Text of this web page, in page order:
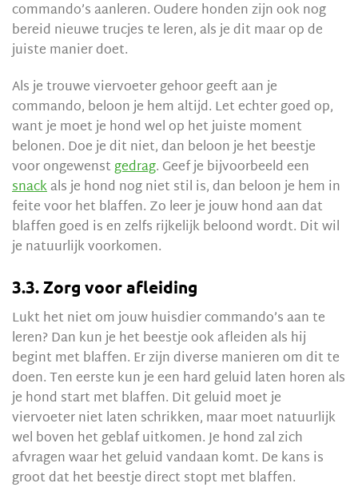
commando’s aanleren. Oudere honden zijn ook nog
bereid nieuwe trucjes te leren, als je dit maar op de
juiste manier doet.
Als je trouwe viervoeter gehoor geeft aan je
commando, beloon je hem altijd. Let echter goed op,
want je moet je hond wel op het juiste moment
belonen. Doe je dit niet, dan beloon je het beestje
voor ongewenstgedrag. Geef je bijvoorbeeld een
snackals je hond nog niet stil is, dan beloon je hem in
feite voor het blaffen. Zo leer je jouw hond aan dat
blaffen goed is en zelfs rijkelijk beloond wordt. Dit wil
je natuurlijk voorkomen.
3.3. Zorg voor afleiding
Lukt het niet om jouw huisdier commando’s aan te
leren? Dan kun je het beestje ook afleiden als hij
begint met blaffen. Er zijn diverse manieren om dit te
doen. Ten eerste kun je een hard geluid laten horen als
je hond start met blaffen. Dit geluid moet je
viervoeter niet laten schrikken, maar moet natuurlijk
wel boven het geblaf uitkomen. Je hond zal zich
afvragen waar het geluid vandaan komt. De kans is
groot dat het beestje direct stopt met blaffen.